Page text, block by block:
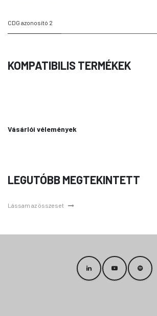
CDG azonosító 2
KOMPATIBILIS TERMÉKEK
Vásárlói vélemények
LEGUTÓBB MEGTEKINTETT
Lássam az összeset